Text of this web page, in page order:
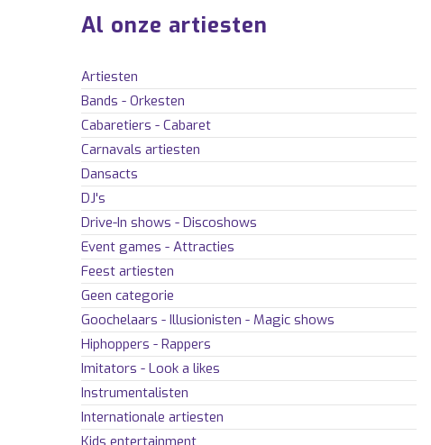
Al onze artiesten
Artiesten
Bands - Orkesten
Cabaretiers - Cabaret
Carnavals artiesten
Dansacts
DJ's
Drive-In shows - Discoshows
Event games - Attracties
Feest artiesten
Geen categorie
Goochelaars - Illusionisten - Magic shows
Hiphoppers - Rappers
Imitators - Look a likes
Instrumentalisten
Internationale artiesten
Kids entertainment